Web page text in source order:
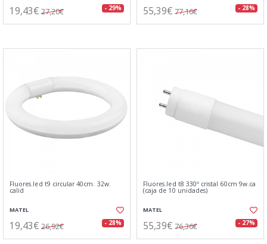
19,43€ 27,20€ - 29% 55,39€ 77,16€ - 28%
Fluores.led t9 circular 40cm. 32w.
calid
MATEL
19,43€ 26,92€ - 28%
Fluores.led t8 330º cristal 60cm 9w.ca
(caja de 10 unidades)
MATEL
55,39€ 76,36€ - 27%